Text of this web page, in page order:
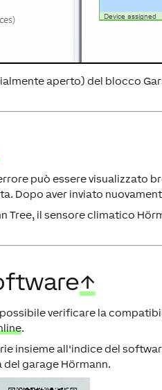
aperto) del blocco
può essere visualizzato
Dopo aver inviato
Tree, il sensore climatico
↑
verificare la
.
insieme all'indice del
garage Hörmann.